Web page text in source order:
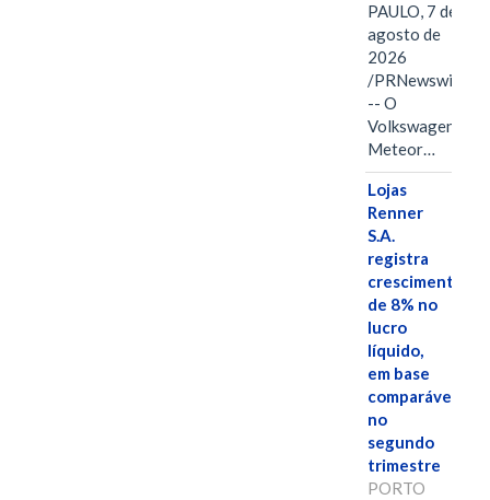
PAULO, 7 de
agosto de
2026
/PRNewswire/
-- O
Volkswagen
Meteor…
Lojas
Renner
S.A.
registra
crescimento
de 8% no
lucro
líquido,
em base
comparável,
no
segundo
trimestre
PORTO